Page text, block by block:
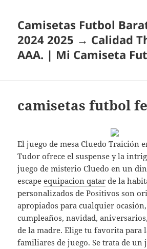
Camisetas Futbol
2024 2025 → Calidad
AAA. | Mi Camiseta
camisetas futbol
El juego de mesa Cluedo Traición
Tudor ofrece el suspense y la
juego de misterio Cluedo en un
escapeequipacion qatar de la
personalizados de Positivos son
apropiados para cualquier
cumpleaños, navidad,
de la madre. Elige tu favorita para
familiares de juego. Se trata de un